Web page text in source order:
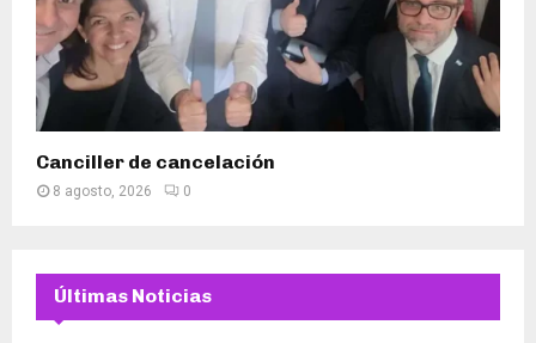
Canciller de cancelación
8 agosto, 2026 0
Últimas Noticias